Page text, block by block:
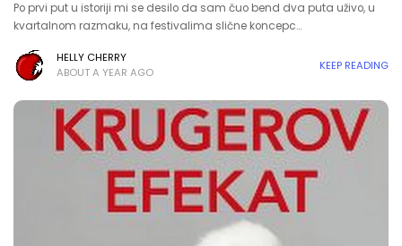
Po prvi put u istoriji mi se desilo da sam čuo bend dva puta uživo, u
kvartalnom razmaku, na festivalima slične koncepc…
HELLY CHERRY
ABOUT A YEAR AGO
KEEP READING